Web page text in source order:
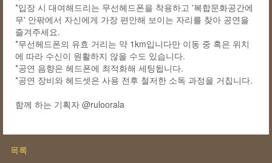
*입장 시 대여해드리는 무선헤드폰을 착용하고 '복합문화공간에
무' 안팎에서 자신에게 가장 편안해 보이는 자리를 찾아 공연을
즐겨주세요.
*무선헤드폰의 유효 거리는 약 1km입니다만 이동 중 혹은 위치
에 따라 수신이 원활하지 않을 수도 있습니다.
*공연 음향은 헤드폰에 최적화해 세팅됩니다.
*공연 장비와 헤드셋은 사용 전후 철저한 소독 과정을 거칩니다.
함께 하는 기획자 @ruloorala
목록